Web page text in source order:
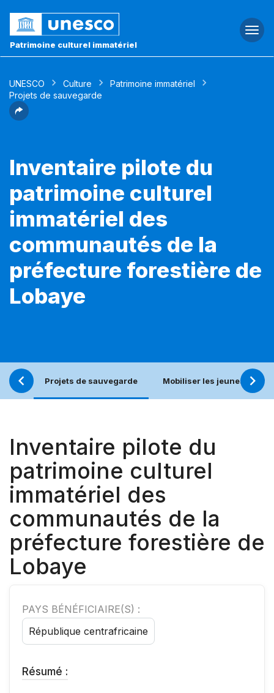
Patrimoine culturel immatériel
UNESCO Culture
Patrimoine immatériel
Projets de sauvegarde
Inventaire pilote du
patrimoine culturel
immatériel des
communautés de la
préfecture forestière de
Lobaye
Projets de sauvegarde Mobiliser les jeunes pour
Inventaire pilote du
patrimoine culturel
immatériel des
communautés de la
préfecture forestière de
Lobaye
PAYS BÉNÉFICIAIRE(S) :
République centrafricaine
Résumé :